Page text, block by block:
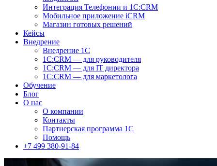
Интеграция Телефонии и 1C:CRM
Мобильное приложение iCRM
Магазин готовых решений
Кейсы
Внедрение
Внедрение 1C
1С:CRM — для руководителя
1С:CRM — для IT директора
1С:CRM — для маркетолога
Обучение
Блог
О нас
О компании
Контакты
Партнерская программа 1С
Помощь
+7 499 380-91-84